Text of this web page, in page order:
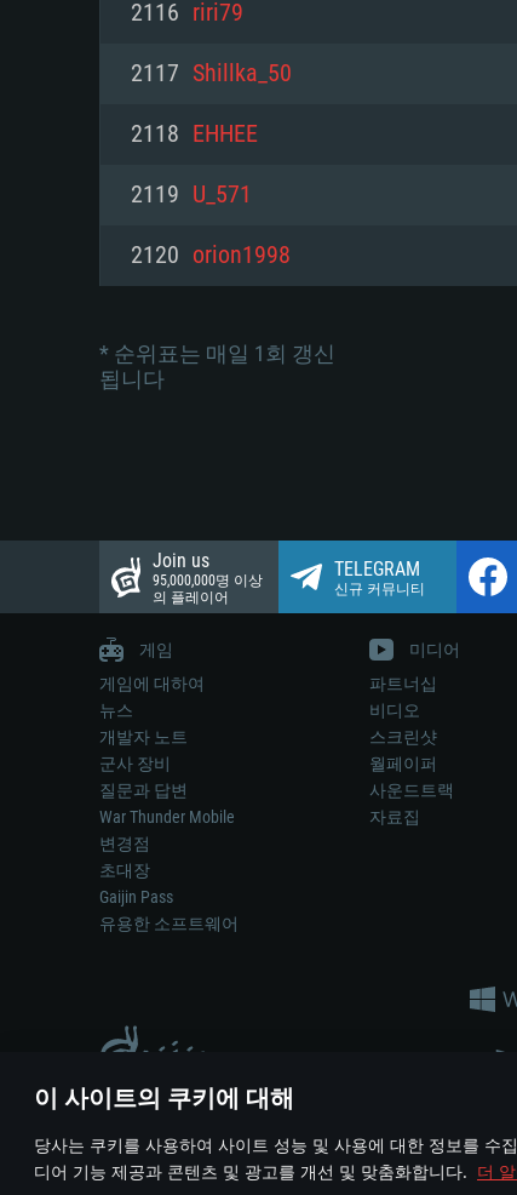
이 사이트의 쿠키에 대해
당사는 쿠키를 사용하여 사이트 성능 및 사용에 대한 정보를 수
디어 기능 제공과 콘텐츠 및 광고를 개선 및 맞춤화합니다. 더
해상도: 720p
네트워크: 브로드밴드 인터넷
여유 저장 공간: 22.1 GB (최소
(Mac), 혹은 이와 비슷한 성능
의 AMD/Nvidia. 최소 해상도:
네트워크: 브로드밴드 인터넷
여유 저장 공간: 22.1 GB (최소
와 동급의 성능을 가지며 최신
지원하는 AMD (6개월 미만;
2116 riri79
2117 Shillka_50
2118 EHHEE
2119 U_571
2120 orion1998
* 순위표는 매일 1회 갱신
됩니다
Join us
95,000,000명 이상
의 플레이어
TELEGRAM
신규 커뮤니티
게임
게임에 대하여
뉴스
개발자 노트
군사 장비
질문과 답변
War Thunder Mobile
변경점
초대장
Gaijin Pass
유용한 소프트웨어
미디어
파트너십
비디오
스크린샷
월페이퍼
사운드트랙
자료집
게임 에서 어떠한 현실의 무기나 차량을 묘사하는 것은
© 2011—2026 Gaijin Games Kft. All trademarks, logos and
이용 약관 이용 약관